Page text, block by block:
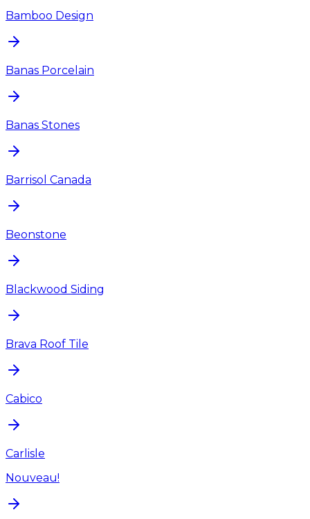
Bamboo Design
Banas Porcelain
Banas Stones
Barrisol Canada
Beonstone
Blackwood Siding
Brava Roof Tile
Cabico
Carlisle
Nouveau!